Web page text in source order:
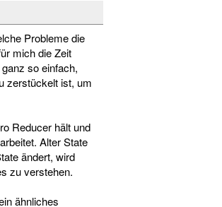
Probleme die
mich die Zeit
so einfach,
zerstückelt ist, um
Reducer hält und
Alter State
ändert, wird
zu verstehen.
ähnliches